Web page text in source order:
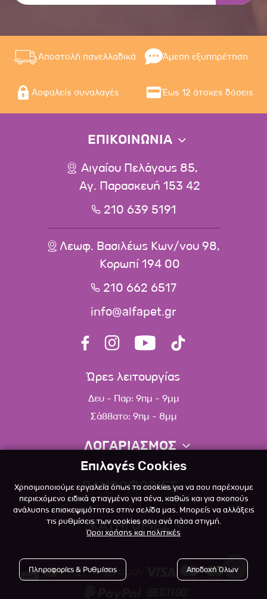
Αποστολή πανελλαδικά Άμεση εξυπηρέτηση
Ασφαλείς συναλαγές Έως 12 άτοκες δόσεις
ΕΠΙΚΟΙΝΩΝΙΑ
Αιγαίου Πελάγους 85,
Αγ. Παρασκευή 153 42
210 639 5191
Λεωφ. Βασιλέως Κων/νου 98,
Κορωπί 194 00
210 662 6517
info@alfapet.gr
Ώρες λειτουργίας
Δευ - Παρ: 9πμ - 9μμ
Σάββατο: 9πμ - 8μμ
ΛΟΓΑΡΙΑΣΜΟΣ
Πληροφορίες λογαριασμού
Λίστα αγαπημένων
Πολιτική επιστροφών
ΠΛΗΡΟΦΟΡΙΕΣ
Σχετικά
Επικοινωνία
Blog
Όροι Χρήσης
ΚΑΤΗΓΟΡΙΕΣ
Επιλογές Cookies
Χρησιμοποιούμε εργαλεία όπως τα cookies για να σου παρέχουμε
περιεχόμενο ειδικά φτιαγμένο για σένα, καθώς και για σκοπούς
ανάλυσης επισκεψιμότητας στην σελίδα μας. Μπορείς να αλλάξεις
τις ρυθμίσεις των cookies σου ανά πάσα στιγμή.
Όροι χρήσης και πολιτικές
Πληροφορίες & Ρυθμίσεις Αποδοχή Όλων